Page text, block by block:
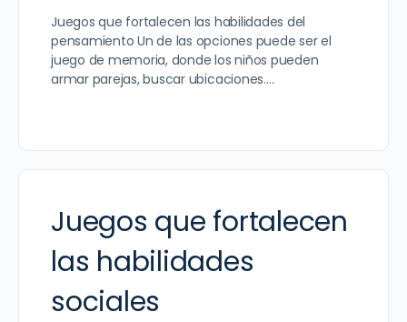
Juegos que fortalecen las habilidades del
pensamiento Un de las opciones puede ser el
juego de memoria, donde los niños pueden
armar parejas, buscar ubicaciones.…
Juegos que fortalecen
las habilidades
sociales